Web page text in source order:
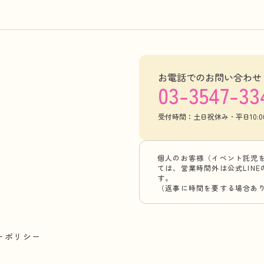
お電話でのお問い合わせ
03-3547-
受付時間：土日祝休み・平日
個人のお客様（イベント託児
ては、営業時間外は公式LINE
す。
（返事に時間を要する場合あ
ポリシー